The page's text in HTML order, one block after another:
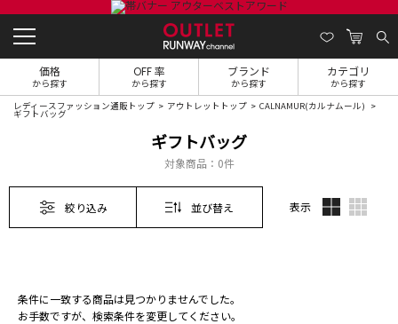
価格
から探す
OFF 率
から探す
ブランド
から探す
カテゴリ
から探す
レディースファッション通販トップ アウトレットトップ CALNAMUR(カルナムール)
ギフトバッグ
ギフトバッグ
対象商品： 0件
絞り込み 並び替え 表示
条件に一致する商品は見つかりませんでした。
お手数ですが、検索条件を変更してください。